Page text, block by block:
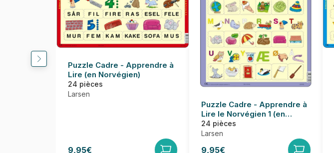
Puzzle Cadre - Apprendre à
Lire (en Norvégien)
24 pièces
Larsen
9,95€
Puzzle Cadre - Apprendre à
Lire le Norvégien 1 (en
Norvégien)
24 pièces
Larsen
9,95€